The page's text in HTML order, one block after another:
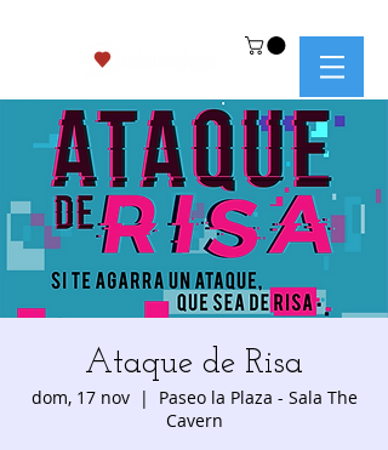
Ataque de Risa
dom, 17 nov
  |
Paseo la Plaza - Sala The
Cavern